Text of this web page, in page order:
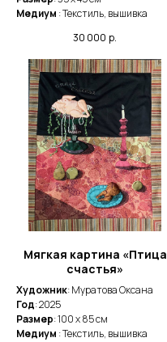
Медиум : Текстиль, вышивка
30 000 р.
Мягкая картина «Птица
счастья»
Художник: Муратова Оксана
Год: 2025
Размер: 100 x 85 cм
Медиум : Текстиль, вышивка